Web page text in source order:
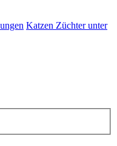
Katzen Züchter unter